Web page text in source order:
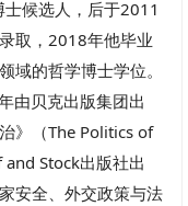
候选人，后于2011
取，2018年他毕业
域的哲学博士学位。
由贝克出版集团出
》（The Politics of
Stock出版社出
安全、外交政策与法